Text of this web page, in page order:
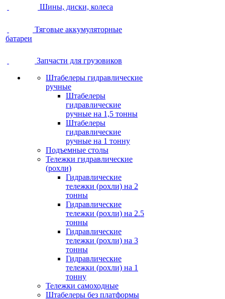
Шины, диски, колеса
Тяговые аккумуляторные
батареи
Запчасти для грузовиков
Штабелеры гидравлические
ручные
Штабелеры
гидравлические
ручные на 1,5 тонны
Штабелеры
гидравлические
ручные на 1 тонну
Подъемные столы
Тележки гидравлические
(рохли)
Гидравлические
тележки (рохли) на 2
тонны
Гидравлические
тележки (рохли) на 2.5
тонны
Гидравлические
тележки (рохли) на 3
тонны
Гидравлические
тележки (рохли) на 1
тонну
Тележки самоходные
Штабелеры без платформы